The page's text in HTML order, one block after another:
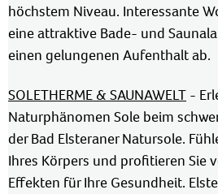
höchstem Niveau. Interessante
eine attraktive Bade- und
einen gelungenen Aufenthalt ab.
SOLETHERME & SAUNAWELT -
Naturphänomen Sole beim
der Bad Elsteraner Natursole.
Ihres Körpers und profitieren Sie
Effekten für Ihre Gesundheit.